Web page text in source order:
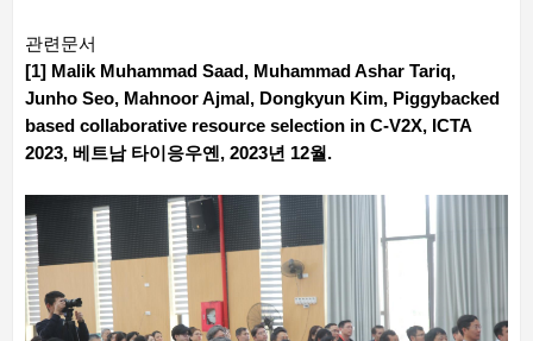
관련문서
[1] Malik Muhammad Saad, Muhammad Ashar Tariq,
Junho Seo, Mahnoor Ajmal, Dongkyun Kim, Piggybacked
based collaborative resource selection in C-V2X, ICTA
2023, 베트남 타이응우옌, 2023년 12월.